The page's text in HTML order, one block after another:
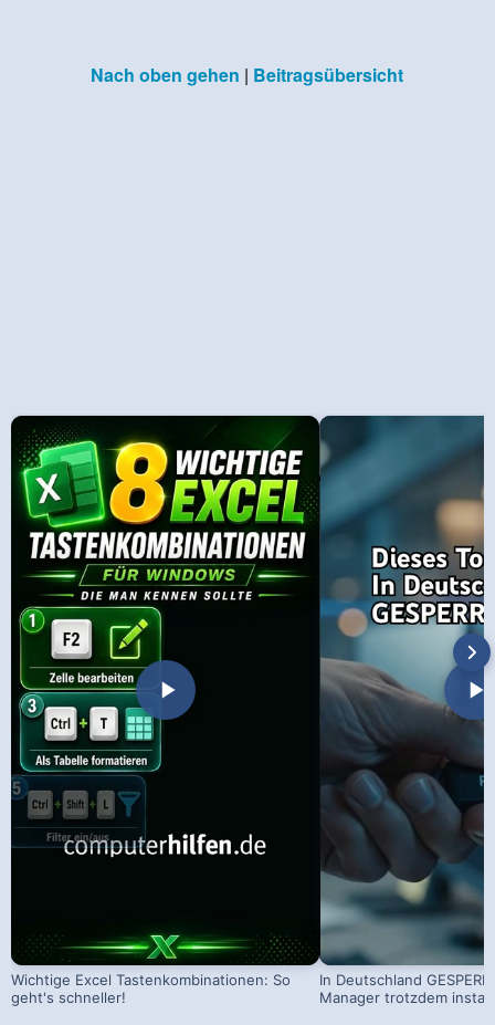
Nach oben gehen | Beitragsübersicht
Wichtige Excel Tastenkombinationen: So
geht's schneller!
In Deutschland
Manager trotzdem